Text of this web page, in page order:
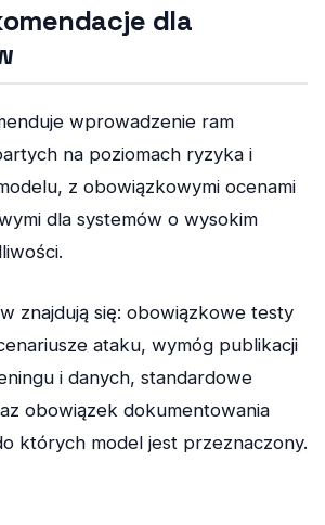
dla
wprowadzenie ram
na poziomach ryzyka i
z obowiązkowymi ocenami
dla systemów o wysokim
znajdują się: obowiązkowe testy
ataku, wymóg publikacji
i danych, standardowe
obowiązek dokumentowania
których model jest przeznaczony.